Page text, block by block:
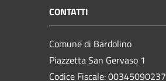
CONTATTI
Comune di Bardolino
Piazzetta San Gervaso 1
Codice Fiscale: 00345090237